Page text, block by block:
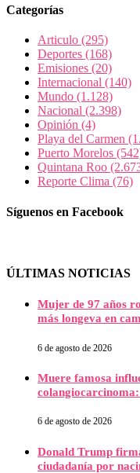
Categorías
Articulo (295)
Deportes (168)
Emisiones (20)
Internacional (140)
Mundo (1.128)
Nacional (2.398)
Opinión (4)
Playa del Carmen
Puerto Morelos
Quintana Roo
Reporte Clima (76)
Síguenos en Facebook
ÚLTIMAS NOTICIAS
Mujer de 97 años
más longeva en
6 de agosto de 2026
Muere famosa
6 de agosto de 2026
Donald Trump
ciudadanía por